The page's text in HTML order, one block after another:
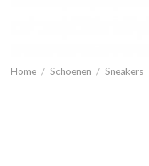
Home / Schoenen / Sneakers